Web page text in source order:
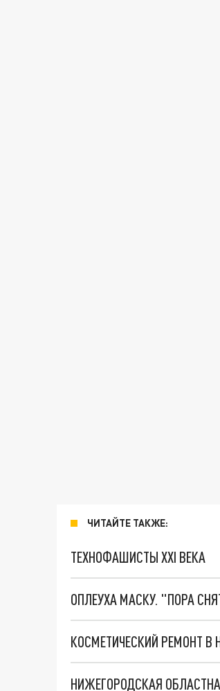
ЧИТАЙТЕ ТАКЖЕ:
ТЕХНОФАШИСТЫ XXI ВЕКА
ОПЛЕУХА МАСКУ. "ПОРА
КОСМЕТИЧЕСКИЙ РЕМОНТ
НИЖЕГОРОДСКАЯ